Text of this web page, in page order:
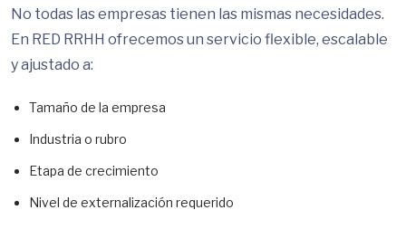
No todas las empresas tienen las mismas necesidades.
En RED RRHH ofrecemos un servicio flexible, escalable
y ajustado a:
Tamaño de la empresa
Industria o rubro
Etapa de crecimiento
Nivel de externalización requerido